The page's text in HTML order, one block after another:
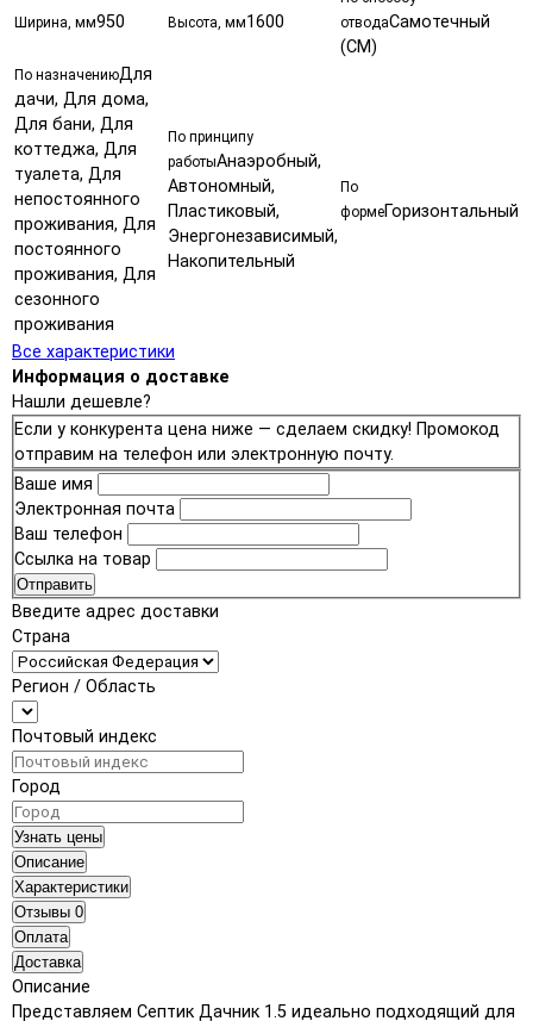
Ширина, мм950 Высота, мм1600
отводаСамотечный
(СМ)
По назначениюДля
дачи, Для дома,
Для бани, Для
коттеджа, Для
туалета, Для
непостоянного
проживания, Для
постоянного
проживания, Для
сезонного
проживания
По принципу
работыАнаэробный,
Автономный,
Пластиковый,
Энергонезависимый,
Накопительный
По
формеГоризонтальный
Все характеристики
Информация о доставке
Нашли дешевле?
Если у конкурента цена ниже — сделаем скидку! Промокод
отправим на телефон или электронную почту.
Ваше имя
Электронная почта
Ваш телефон
Ссылка на товар
Отправить
Введите адрес доставки
Страна
Регион / Область
Почтовый индекс
Город
Узнать цены
Описание
Характеристики
Отзывы 0
Оплата
Доставка
Описание
Представляем Септик Дачник 1.5 идеально подходящий для